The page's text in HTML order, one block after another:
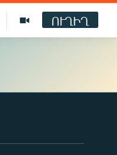
ՈՒՂԻՂ